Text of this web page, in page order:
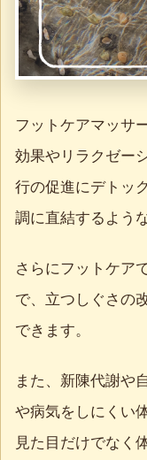
フットケアマッサ
効果やリラクゼー
行の促進にデトッ
調に直結するよう
さらにフットケア
で、立つしぐさの
できます。
また、新陳代謝や
や病気をしにくい
見た目だけでなく